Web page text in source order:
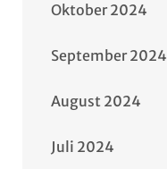
Oktober 2024
September 2024
August 2024
Juli 2024